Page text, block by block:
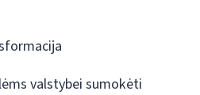
valstybei sumokėti